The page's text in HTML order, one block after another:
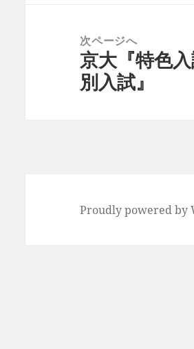
次ページへ
次
の
京大『特色
別入試』
Proudly powered by